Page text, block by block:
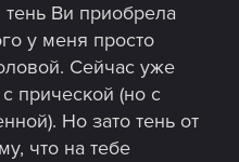
тень Ви приобрела
у меня просто
Сейчас уже
прической (но с
Но зато тень от
что на тебе